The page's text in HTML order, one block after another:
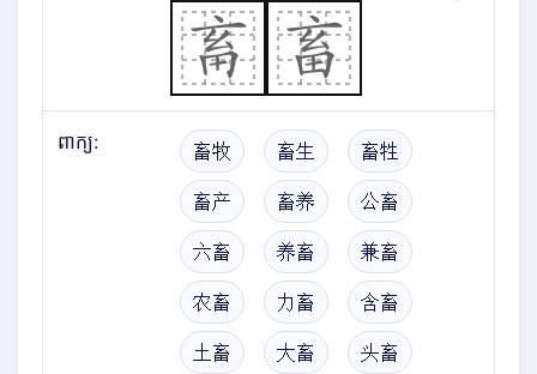
ពាក្យ: 畜牧 畜生 畜牲
畜产 畜养 公畜
六畜 养畜 兼畜
农畜 力畜 含畜
土畜 大畜 头畜